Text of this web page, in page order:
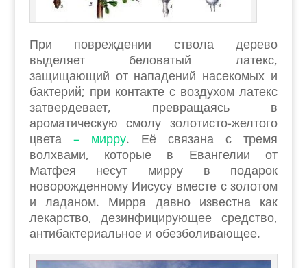
При повреждении ствола дерево
выделяет беловатый латекс,
защищающий от нападений насекомых и
бактерий; при контакте с воздухом латекс
затвердевает, превращаясь в
ароматическую смолу золотисто-желтого
цвета – мирру. Её связана с тремя
волхвами, которые в Евангелии от
Матфея несут мирру в подарок
новорожденному Иисусу вместе с золотом
и ладаном. Мирра давно известна как
лекарство, дезинфицирующее средство,
антибактериальное и обезболивающее.